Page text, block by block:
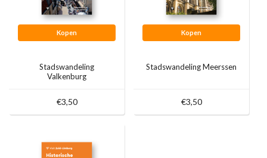
Kopen
Stadswandeling
Valkenburg
€3,50
Kopen
Stadswandeling Meerssen
€3,50